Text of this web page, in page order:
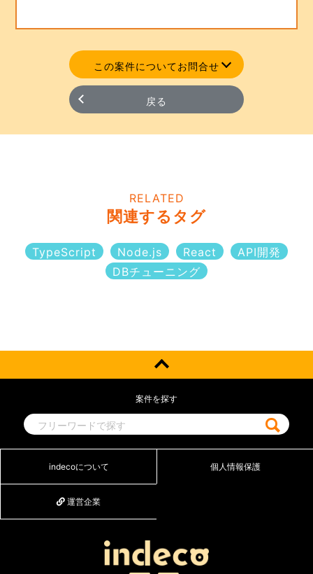
戻る
この案件についてお問合せ
RELATED
関連するタグ
TypeScript Node.js React
API開発
DBチューニング
案件を探す
indecoについて 個人情報保護
運営企業